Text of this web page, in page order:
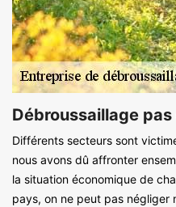
Débroussaillage
Différents secteurs sont
nous avons dû affronter
la situation économique de
pays, on ne peut pas